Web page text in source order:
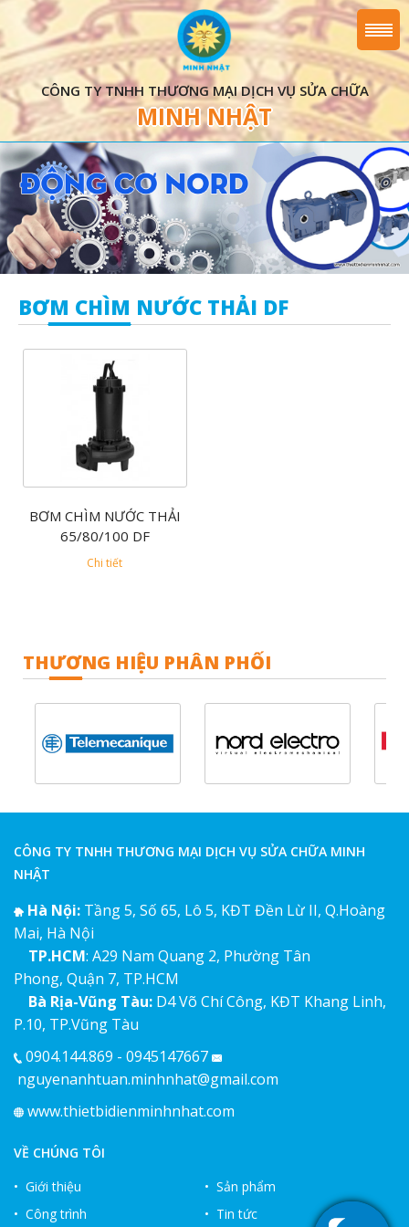
CÔNG TY TNHH THƯƠNG MẠI DỊCH VỤ SỬA CHỮA
MINH NHẬT
BƠM CHÌM NƯỚC THẢI DF
BƠM CHÌM NƯỚC THẢI
65/80/100 DF
Chi tiết
THƯƠNG HIỆU PHÂN PHỐI
CÔNG TY TNHH THƯƠNG MẠI DỊCH VỤ SỬA CHỮA MINH
NHẬT
Hà Nội: Tầng 5, Số 65, Lô 5, KĐT Đền Lừ II, Q.Hoàng
Mai, Hà Nội
TP.HCM: A29 Nam Quang 2, Phường Tân
Phong, Quận 7, TP.HCM
Bà Rịa-Vũng Tàu: D4 Võ Chí Công, KĐT Khang Linh,
P.10, TP.Vũng Tàu
0904.144.869 - 0945147667
nguyenanhtuan.minhnhat@gmail.com
www.thietbidienminhnhat.com
VỀ CHÚNG TÔI
• Giới thiệu
• Sản phẩm
• Công trình
• Tin tức